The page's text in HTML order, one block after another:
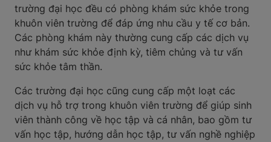
trường đại học đều có phòng khám sức khỏe trong
khuôn viên trường để đáp ứng nhu cầu y tế cơ bản.
Các phòng khám này thường cung cấp các dịch vụ
như khám sức khỏe định kỳ, tiêm chủng và tư vấn
sức khỏe tâm thần.
Các trường đại học cũng cung cấp một loạt các
dịch vụ hỗ trợ trong khuôn viên trường để giúp sinh
viên thành công về học tập và cá nhân, bao gồm tư
vấn học tập, hướng dẫn học tập, tư vấn nghề nghiệp